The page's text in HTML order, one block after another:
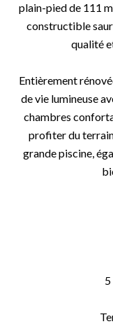
plain-pied de 111
constructible
qualité
Entièrement
de vie lumineuse
chambres
profiter du
grande piscine,